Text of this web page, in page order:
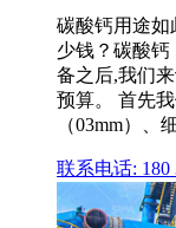
碳酸钙用途如
少钱？碳酸钙
备之后,我们
预算。 首先
（03mm）、
联系电话: 180